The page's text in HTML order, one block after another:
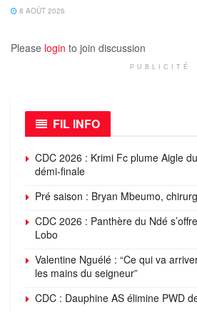
8 AOÛT 2026
Please login to join discussion
PUBLICITÉ
FIL INFO
CDC 2026 : Krimi Fc plume Aigle
démi-finale
Pré saison : Bryan Mbeumo,
CDC 2026 : Panthère du Ndé
Lobo
Valentine Nguélé : “Ce qui va
les mains du seigneur”
CDC : Dauphine AS élimine PWD